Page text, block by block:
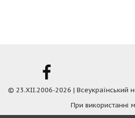
© 23.XII.2006-2026 | Всеукраїнський
При використанні